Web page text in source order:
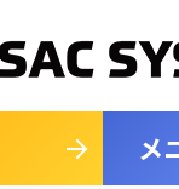
メ
閉